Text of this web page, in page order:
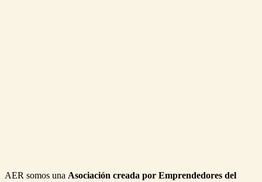
AER somos una Asociación creada por Emprendedores del